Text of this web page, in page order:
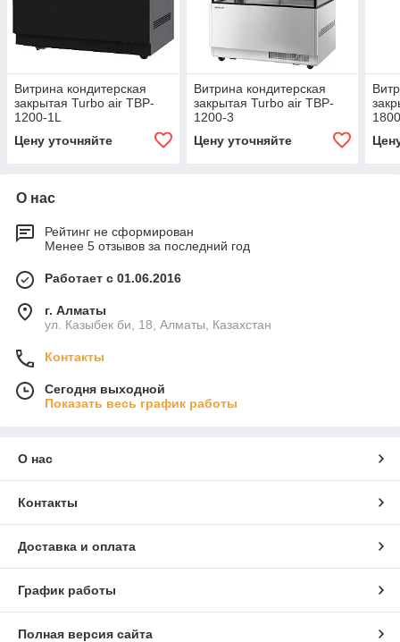
Витрина кондитерская
закрытая Turbo air TBP-
1200-1L
Цену уточняйте
Витрина кондитерская
закрытая Turbo air TBP-
1200-3
Цену уточняйте
О нас
Рейтинг не сформирован
Менее 5 отзывов за последний год
Работает с 01.06.2016
г. Алматы
ул. Казыбек би, 18, Алматы, Казахстан
Контакты
Сегодня выходной
Показать весь график работы
О нас
Контакты
Доставка и оплата
График работы
Полная версия сайта